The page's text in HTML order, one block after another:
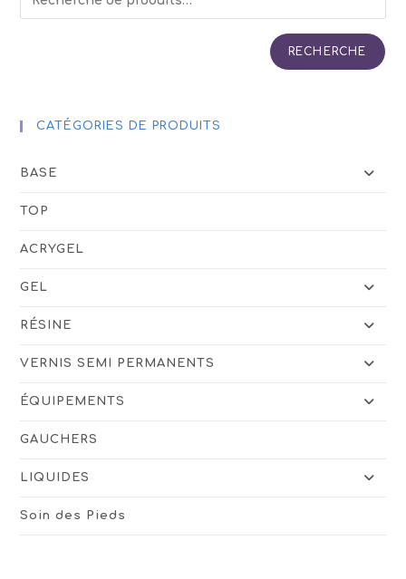
RECHERCHE
CATÉGORIES DE PRODUITS
BASE
TOP
ACRYGEL
GEL
RÉSINE
VERNIS SEMI PERMANENTS
ÉQUIPEMENTS
GAUCHERS
LIQUIDES
Soin des Pieds